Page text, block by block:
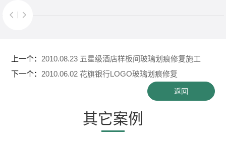
上一个： 2010.08.23 五星级酒店样板间玻璃划痕修复施工
下一个： 2010.06.02 花旗银行LOGO玻璃划痕修复
返回
其它案例